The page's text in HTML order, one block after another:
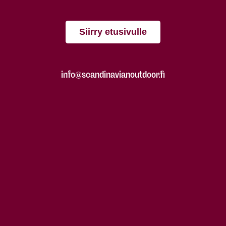
Siirry etusivulle
info@scandinavianoutdoor.fi